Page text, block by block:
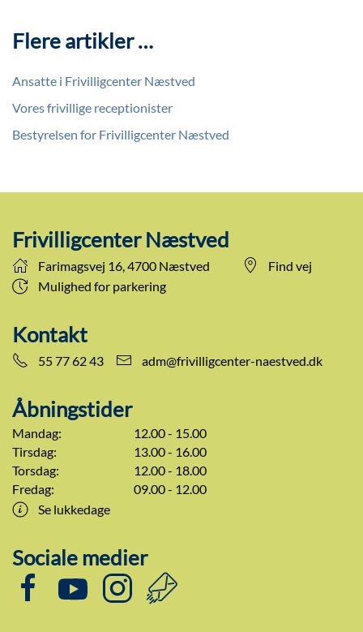
Flere artikler …
Ansatte i Frivilligcenter Næstved
Vores frivillige receptionister
Bestyrelsen for Frivilligcenter Næstved
Frivilligcenter Næstved
Farimagsvej 16, 4700 Næstved
Find vej
Mulighed for parkering
Kontakt
55 77 62 43 adm@frivilligcenter-naestved.dk
Åbningstider
Mandag:
12.00 - 15.00
Tirsdag:
13.00 - 16.00
Torsdag:
12.00 - 18.00
Fredag:
09.00 - 12.00
Se lukkedage
Sociale medier